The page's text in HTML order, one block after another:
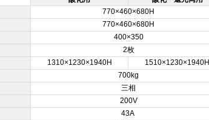
770×460×680H
770×460×680H
400×350
2枚
1310×1230×1940H
1510×1230×1940H
700kg
三相
200V
43A